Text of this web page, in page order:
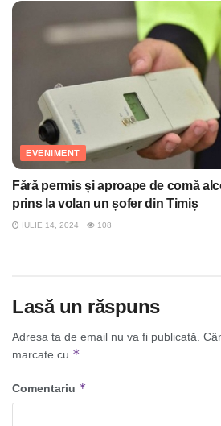
EVENIMENT
Fără permis și aproape de comă
prins la volan un șofer din Timiș
IULIE 14, 2024 108
Lasă un răspuns
Adresa ta de email nu va fi publicată.
marcate cu *
Comentariu *